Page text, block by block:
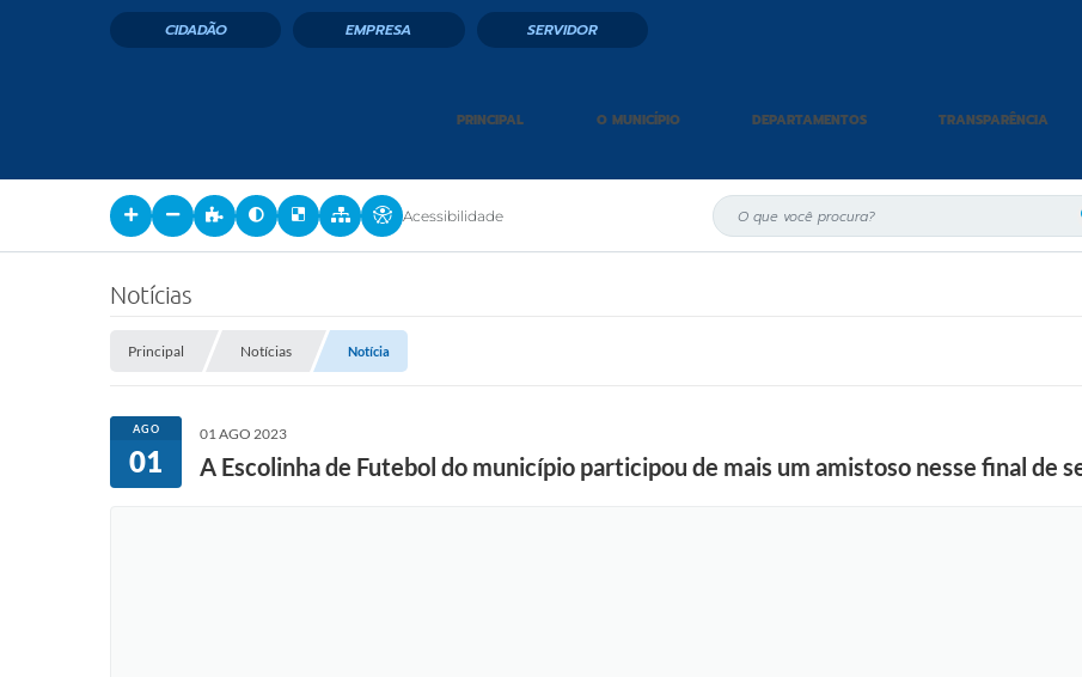
CIDADÃO EMPRESA SERVIDOR
PRINCIPAL O MUNICÍPIO DEPARTAMENTOS TRANSPARÊNCIA
Acessibilidade
Notícias
Principal Notícias Notícia
AGO
01
01 AGO 2023
A Escolinha de Futebol do município participou de mais um amistoso nesse final de